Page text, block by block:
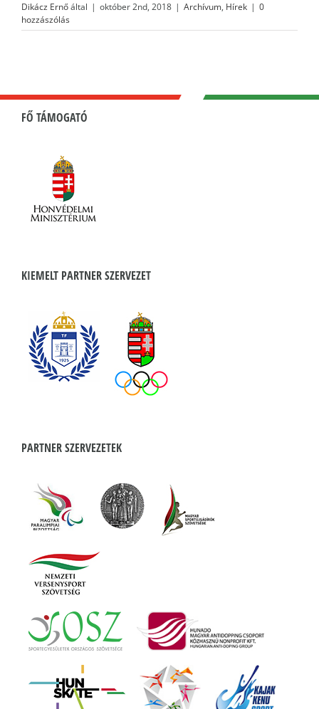
Dikácz Ernőáltal | október 2nd, 2018 | Archívum, Hírek | 0
hozzászólás
FŐ TÁMOGATÓ
KIEMELT PARTNER SZERVEZET
PARTNER SZERVEZETEK